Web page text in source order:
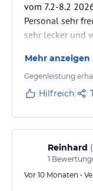
vom 7.2-8.2
Personal sehr
sehr lecker und
Stüttgens
Mehr anzeigen
Gegenleistung
Hilfreich
Reinhard (
1
Vor 10 Monaten •